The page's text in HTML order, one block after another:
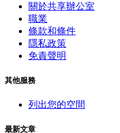
關於共享辦公室
職業
條款和條件
隱私政策
免責聲明
其他服務
列出您的空間
最新文章